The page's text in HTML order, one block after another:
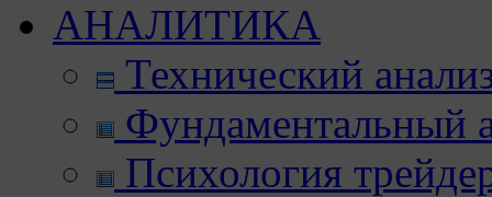
АНАЛИТИКА
Технический
Фундаментальный
Психология